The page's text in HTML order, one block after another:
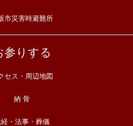
市災害時避難所
参りする
セス・周辺地図
納 骨
・法事・葬儀